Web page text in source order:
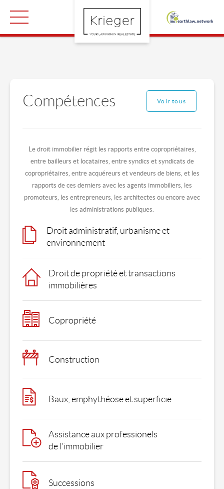
Compétences Voir tous
Le droit immobilier régit les rapports entre copropriétaires,
entre bailleurs et locataires, entre syndics et syndicats de
copropriétaires, entre acquéreurs et vendeurs de biens, et les
rapports de ces derniers avec les agents immobiliers, les
promoteurs, les entrepreneurs, les architectes ou encore avec
les administrations publiques.
Droit administratif, urbanisme et
environnement
Droit de propriété et transactions
immobilières
Copropriété
Construction
Baux, emphythéose et superficie
Assistance aux professionels
de l’immobilier
Successions